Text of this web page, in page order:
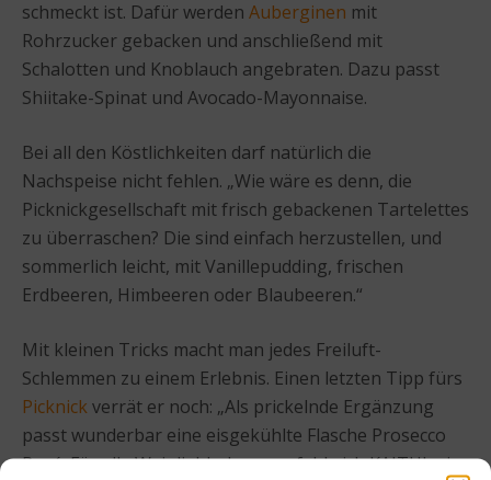
schmeckt ist. Dafür werden Auberginen mit
Rohrzucker gebacken und anschließend mit
Schalotten und Knoblauch angebraten. Dazu passt
Shiitake-Spinat und Avocado-Mayonnaise.
Bei all den Köstlichkeiten darf natürlich die
Nachspeise nicht fehlen. „Wie wäre es denn, die
Picknickgesellschaft mit frisch gebackenen Tartelettes
zu überraschen? Die sind einfach herzustellen, und
sommerlich leicht, mit Vanillepudding, frischen
Erdbeeren, Himbeeren oder Blaubeeren.“
Mit kleinen Tricks macht man jedes Freiluft-
Schlemmen zu einem Erlebnis. Einen letzten Tipp fürs
Picknickverrät er noch: „Als prickelnde Ergänzung
passt wunderbar eine eisgekühlte Flasche Prosecco
Rosé. Für alle Weinliebhaber empfehle ich KAITUI, ein